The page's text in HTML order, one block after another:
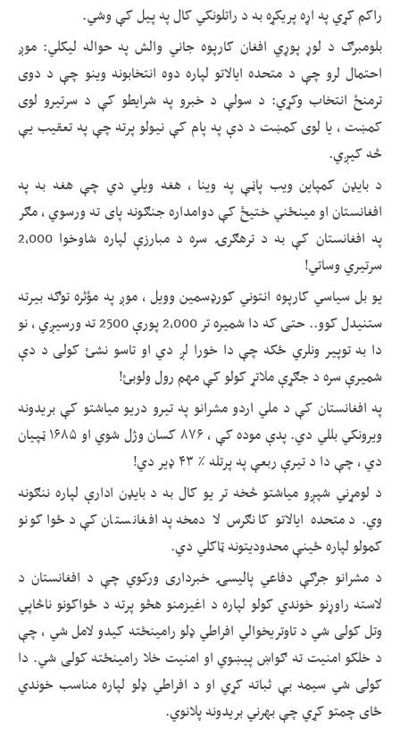
راکم کړي په اړه پریکړه به د راتلونکي کال په پیل کې وشي.
بلومبرګ د لوړ پوړي افغان کارپوه جاني والش په حواله لیکلي: موږ
احتمال لرو چې د متحده ایالاتو لپاره دوه انتخابونه وینو چې د دوی
ترمنځ انتخاب وکړي: د سولې د خبرو په شرایطو کې د سرتیرو لوی
کمښت ، یا لوی کمښت د دې په پام کې نیولو پرته چې په تعقیب یې
څه کیږي.
د بایډن کمپاین ویب پاڼې په وینا ، هغه ویلي دي چې هغه به په
افغانستان او مینځني ختیځ کې دوامداره جنګونه پای ته ورسوي ، مګر
په افغانستان کې به د ترهګرۍ سره د مبارزې لپاره شاوخوا 2،000
سرتیري وساتي!
یو بل سیاسي کارپوه انتوني کورډسمین وویل ، موږ په مؤثره توګه بیرته
ستنیدل کوو.. حتی که دا شمیره تر 2،000 پورې 2500 ته ورسیږي ، نو
دا به توپیر ونلري ځکه چې دا خورا لږ دي او تاسو نشئ کولی د دې
شمیرې سره د جګړې ملاتړ کولو کې مهم رول ولوبئ!
په افغانستان کې د ملي اردو مشرانو په تیرو دریو میاشتو کې بریدونه
ویرونکي بللي دي. پدې موده کې ، ۸۷۶ کسان وژل شوي او ۱۶۸۵ ټپیان
دي ، چې دا د تیرې ربعې په پرتله ٪ ۴۳ ډیر دي!
د لومړني شپږو میاشتو څخه تر یو کال به د بایډن ادارې لپاره ننګونه
وي. د متحده ایالاتو کانګرس لا دمخه په افغانستان کې د ځواکونو
کمولو لپاره ځینې محدودیتونه ټاکلي دي.
د مشرانو جرګې دفاعي پالیسۍ خبرداری ورکوي چې د افغانستان د
لاسته راوړنو خوندي کولو لپاره د اغیزمنو هڅو پرته د ځواکونو ناڅاپي
وتل کولی شي د تاوتریخوالي افراطي ډلو رامینځته کیدو لامل شي ، چې
د خلکو امنیت ته ګواښ پیښوي او امنیت خلا رامینځته کولی شي. دا
کولی شي سیمه بې ثباته کړي او د افراطي ډلو لپاره مناسب خوندي
ځای چمتو کړي چې بهرني بریدونه پلانوي.